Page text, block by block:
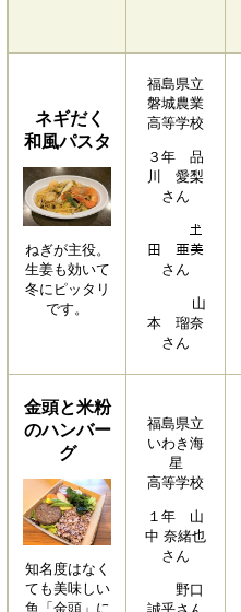
ネギだく
和風パスタ
ねぎが主役。
生姜も効いて
冬にピッタリ
です。
福島県立
磐城農業
高等学校
３年 品
川 愛梨
さん
𡈽
田 亜美
さん
山
本 瑠奈
さん
金頭と米粉
のハンバー
グ
知名度はなく
ても美味しい
魚「金頭」に
福島県立
いわき海
星
高等学校
１年 山
中 奈緒也
さん
野口